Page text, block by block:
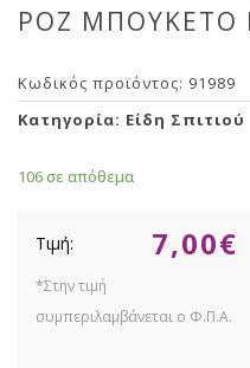
ΡΟΖ ΜΠΟΥΚΕΤΟ
Κωδικός προϊόντος: 91989
Κατηγορία: Είδη Σπιτιού
106 σε απόθεμα
7,00€